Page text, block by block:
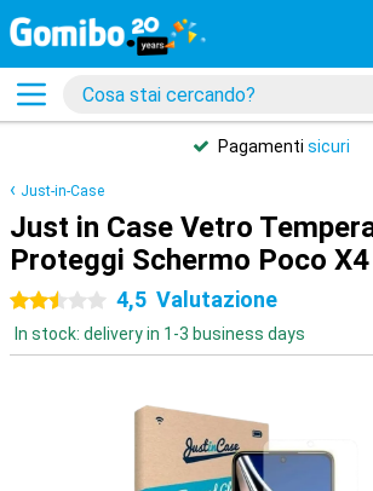
Pagamenti sicuri
Just-in-Case
Just in Case Vetro
Proteggi Schermo Poco
2.5 stelle4,5 Valutazione
In stock: delivery in 1-3 business days